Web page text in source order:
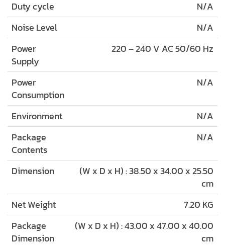
Duty cycle
N/A
Noise Level
N/A
Power
Supply
220 – 240 V AC 50/60 Hz
Power
Consumption
N/A
Environment
N/A
Package
Contents
N/A
Dimension
(W x D x H) : 38.50 x 34.00 x 25.50
cm
Net Weight
7.20 KG
Package
Dimension
(W x D x H) : 43.00 x 47.00 x 40.00
cm